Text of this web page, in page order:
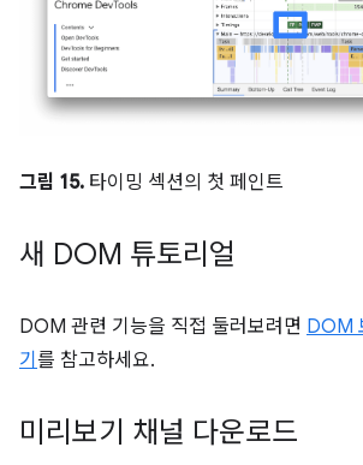
그림 15. 타이밍 섹션의 첫 페인트
새 DOM 튜토리얼
DOM 관련 기능을 직접 둘러보려면 DOM
기 를 참고하세요.
미리보기 채널 다운로드